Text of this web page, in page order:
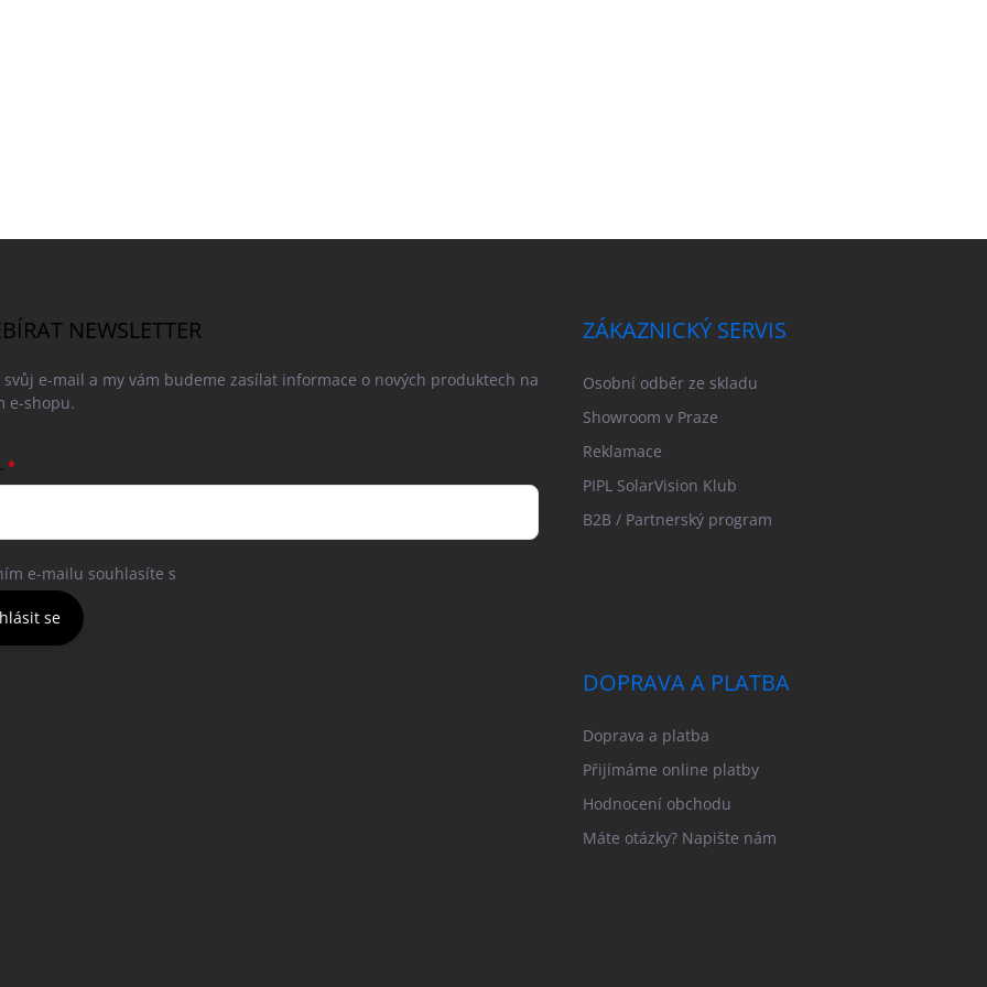
NEWSLETTER
svůj e-mail a my vám budeme zasílat informace o nových produktech na
e-shopu.
e-mailu souhlasíte s
se
ZÁKAZNICKÝ SERVIS
Osobní odběr ze skladu
Showroom v Praze
Reklamace
PIPL SolarVision Klub
B2B / Partnerský program
DOPRAVA A PLATBA
Doprava a platba
Přijímáme online platby
Hodnocení obchodu
Máte otázky? Napište nám